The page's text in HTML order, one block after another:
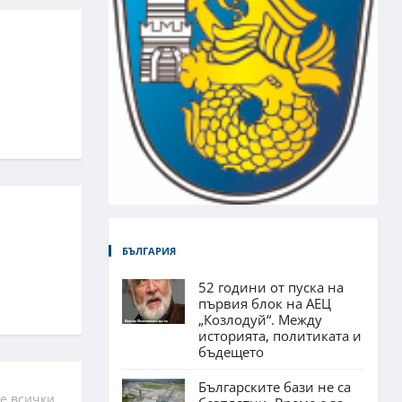
БЪЛГАРИЯ
52 години от пуска на
първия блок на АЕЦ
„Козлодуй“. Между
историята, политиката и
бъдещето
Българските бази не са